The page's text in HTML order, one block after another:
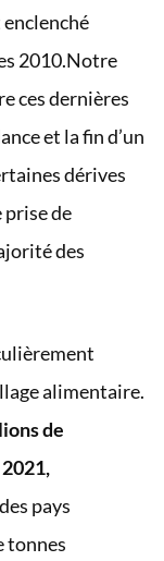
2010.Notre
ces dernières
et la fin d’un
dérives
de
des
alimentaire.
de
pays
tonnes